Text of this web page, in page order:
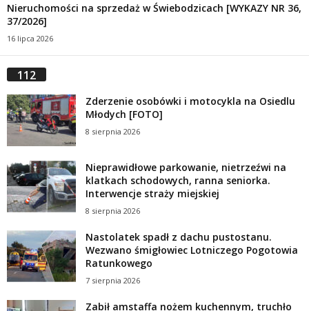
Nieruchomości na sprzedaż w Świebodzicach [WYKAZY NR 36,
37/2026]
16 lipca 2026
112
Zderzenie osobówki i motocykla na Osiedlu
Młodych [FOTO]
8 sierpnia 2026
Nieprawidłowe parkowanie, nietrzeźwi na
klatkach schodowych, ranna seniorka.
Interwencje straży miejskiej
8 sierpnia 2026
Nastolatek spadł z dachu pustostanu.
Wezwano śmigłowiec Lotniczego Pogotowia
Ratunkowego
7 sierpnia 2026
Zabił amstaffa nożem kuchennym, truchło